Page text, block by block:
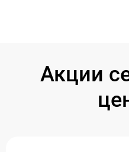
Акции